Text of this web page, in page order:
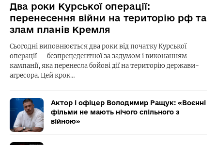
Два роки Курської операції:
перенесення війни на територію рф та
злам планів Кремля
Сьогодні виповнюється два роки від початку Курської
операції — безпрецедентної за задумом і виконанням
кампанії, яка перенесла бойові дії на територію держави-
агресора. Цей крок…
Актор і офіцер Володимир Ращук: «Воєнні
фільми не мають нічого спільного з
війною»